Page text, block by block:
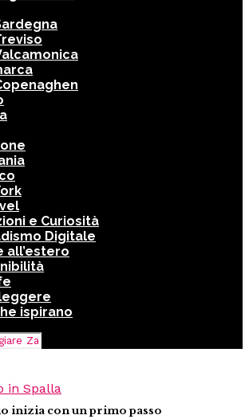
e Curiosità
Digitale
all’estero
ispirano
inizia con un primo passo